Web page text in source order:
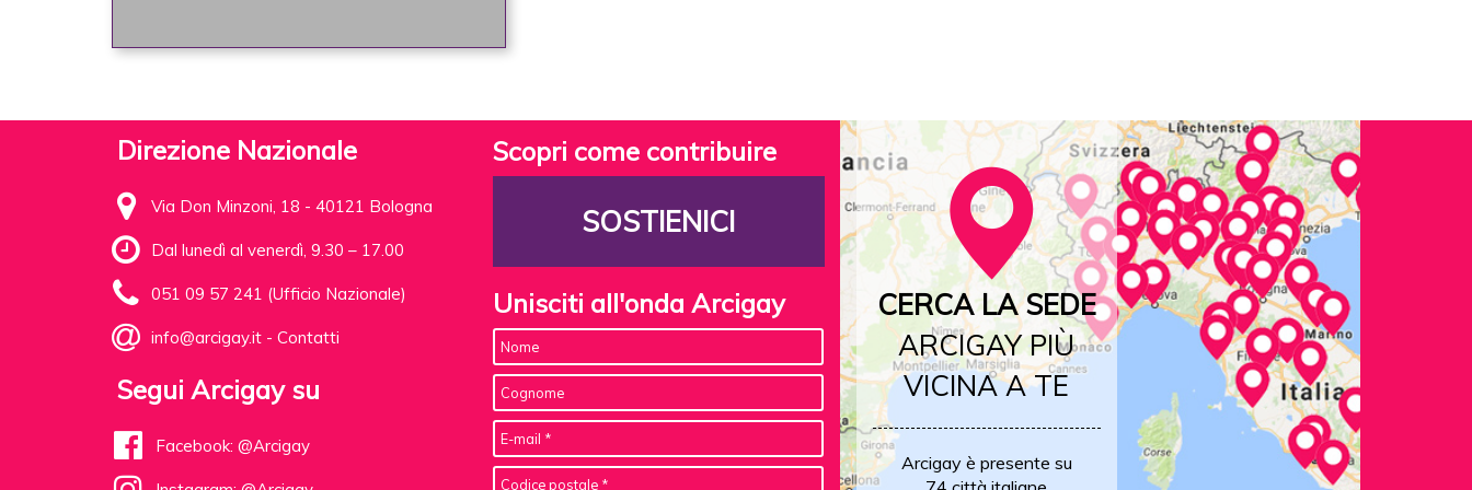
Direzione Nazionale
Via Don Minzoni, 18 - 40121 Bologna
Dal lunedì al venerdì, 9.30 – 17.00
051 09 57 241 (Ufficio Nazionale)
info@arcigay.it - Contatti
Segui Arcigay su
Facebook: @Arcigay
Scopri come contribuire
SOSTIENICI
Unisciti all'onda Arcigay
CERCA LA SEDE
ARCIGAY PIÙ
VICINA A TE
Arcigay è presente su